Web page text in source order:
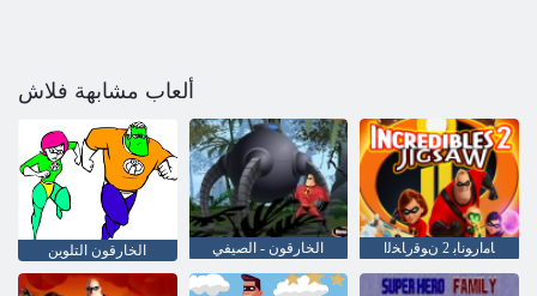
ألعاب مشابهة فلاش
الخارقون التلوين الخارقون - الصيفي ﺎﻣﺍﺭﻮﻧﺎﺑ 2 ﻥﻮﻗﺭﺎﺨﻟﺍ